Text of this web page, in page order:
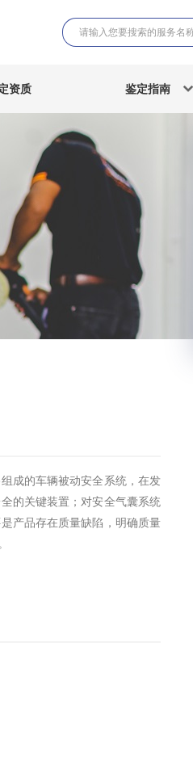
资质 鉴定指南
成的车辆被动安全系统，在发
的关键装置；对安全气囊系统
产品存在质量缺陷，明确质量